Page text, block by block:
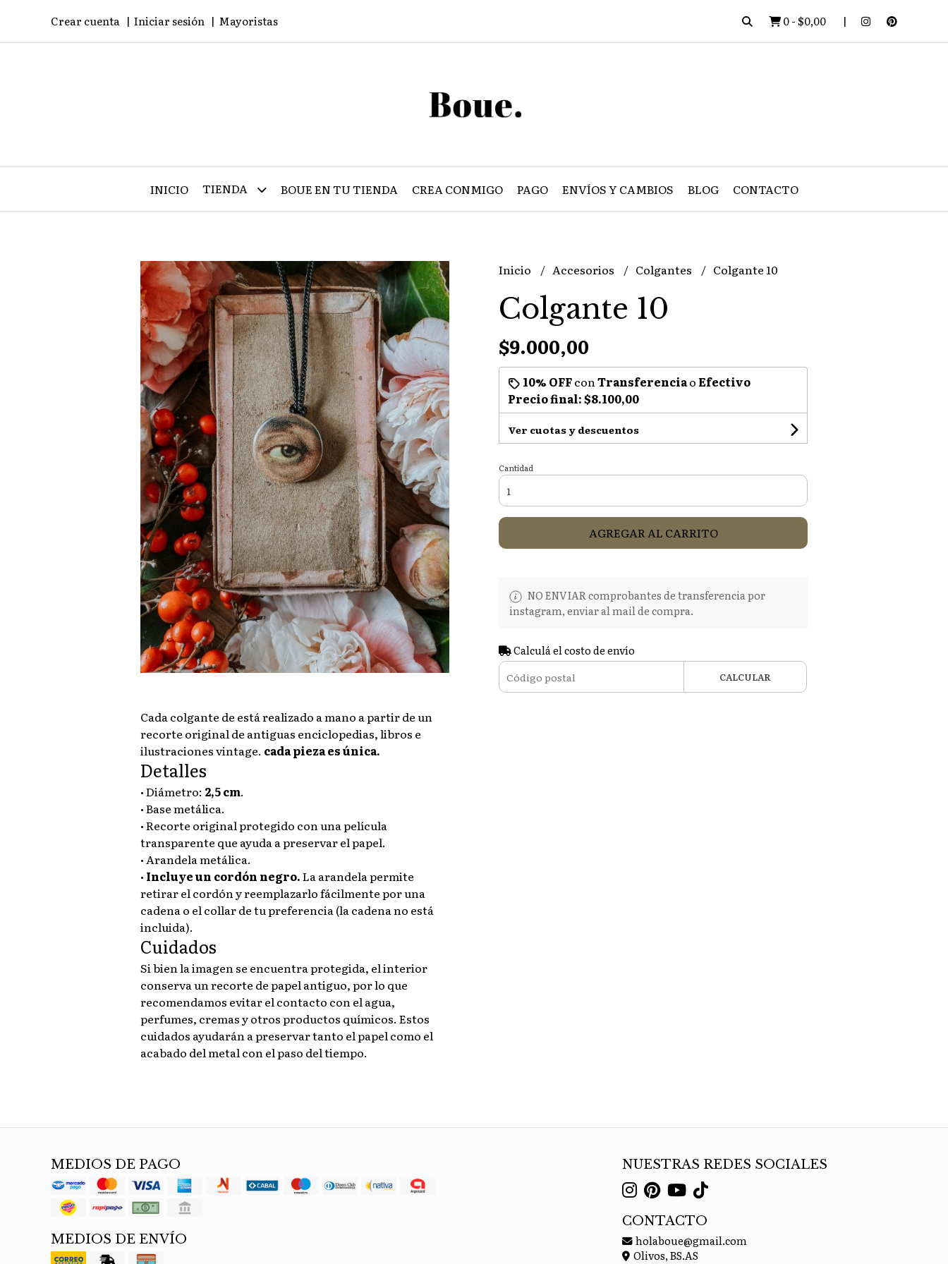
Crear cuenta Iniciar sesión Mayoristas 0-$0,00
INICIO TIENDA BOUE EN TU TIENDA CREA CONMIGO PAGO ENVÍOS Y CAMBIOS BLOG CONTACTO
Cada colgante de está realizado a mano a partir de un
recorte original de antiguas enciclopedias, libros e
ilustraciones vintage. cada pieza es única.
Detalles
• Diámetro: 2,5 cm.
• Base metálica.
• Recorte original protegido con una película
transparente que ayuda a preservar el papel.
• Arandela metálica.
• Incluye un cordón negro.La arandela permite
retirar el cordón y reemplazarlo fácilmente por una
cadena o el collar de tu preferencia (la cadena no está
incluida).
Cuidados
Si bien la imagen se encuentra protegida, el interior
conserva un recorte de papel antiguo, por lo que
recomendamos evitar el contacto con el agua,
perfumes, cremas y otros productos químicos. Estos
cuidados ayudarán a preservar tanto el papel como el
acabado del metal con el paso del tiempo.
Inicio Accesorios Colgantes Colgante 10
Colgante 10
$9.000,00
10% OFFconTransferenciao Efectivo
Precio final:$8.100,00
Ver cuotas y descuentos
Cantidad
AGREGAR AL CARRITO
NO ENVIAR comprobantes de transferencia por
instagram, enviar al mail de compra.
Calculá el costo de envío
CALCULAR
MEDIOS DE PAGO
MEDIOS DE ENVÍO
NUESTRAS REDES SOCIALES
CONTACTO
holaboue@gmail.com
Olivos, BS.AS